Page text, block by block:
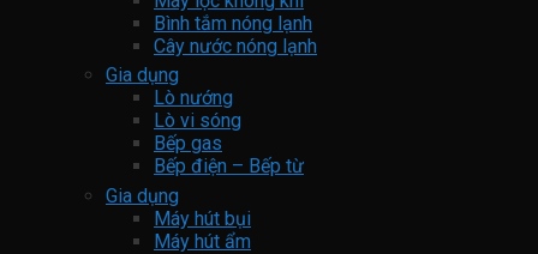
Bình tắm nóng lạnh
Cây nước nóng lạnh
Gia dụng
Lò nướng
Lò vi sóng
Bếp gas
Bếp điện – Bếp từ
Gia dụng
Máy hút bụi
Máy hút ẩm